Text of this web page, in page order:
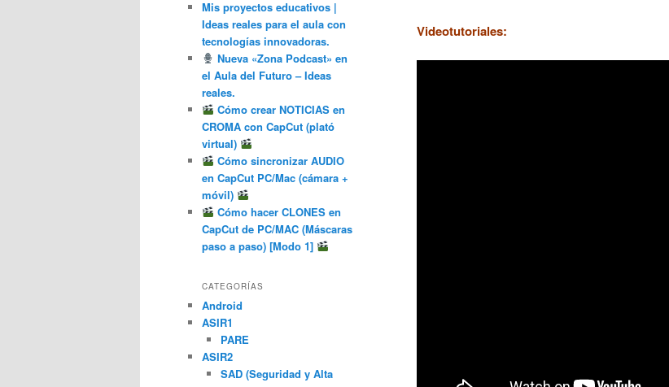
Videotutoriales:
Mis proyectos educativos |
Ideas reales para el aula con
tecnologías innovadoras.
Nueva «Zona Podcast» en
el Aula del Futuro – Ideas
reales.
Cómo crear NOTICIAS en
CROMA con CapCut (plató
virtual)
Cómo sincronizar AUDIO
en CapCut PC/Mac (cámara +
móvil)
Cómo hacer CLONES en
CapCut de PC/MAC (Máscaras
paso a paso) [Modo 1]
CATEGORÍAS
Android
ASIR1
PARE
ASIR2
SAD (Seguridad y Alta